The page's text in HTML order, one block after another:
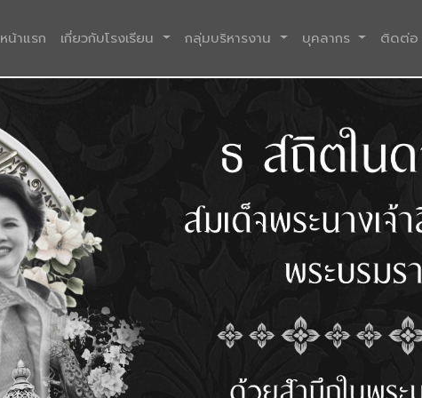
หน้าแรก (current)
เกี่ยวกับโรงเรียน กลุ่มบริหารงาน บุคลากร ติดต่อ